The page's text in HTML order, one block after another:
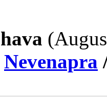
Nevenapra